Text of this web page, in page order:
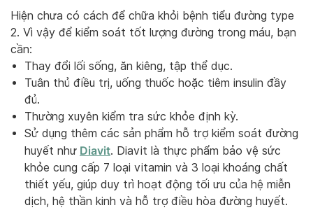
Hiện chưa có cách để chữa khỏi bệnh tiểu đường type
2. Vì vậy để kiểm soát tốt lượng đường trong máu, bạn
cần:
Thay đổi lối sống, ăn kiêng, tập thể dục.
Tuân thủ điều trị, uống thuốc hoặc tiêm insulin đầy
đủ.
Thường xuyên kiểm tra sức khỏe định kỳ.
Sử dụng thêm các sản phẩm hỗ trợ kiểm soát đường
huyết như Diavit. Diavit là thực phẩm bảo vệ sức
khỏe cung cấp 7 loại vitamin và 3 loại khoáng chất
thiết yếu, giúp duy trì hoạt động tối ưu của hệ miễn
dịch, hệ thần kinh và hỗ trợ điều hòa đường huyết.